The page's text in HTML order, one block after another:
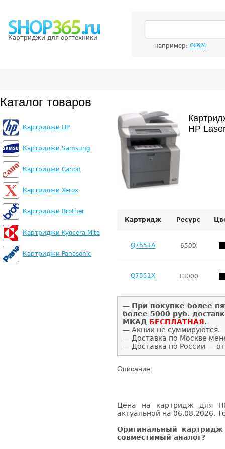
Картриджи для оргтехники
например: C4092A
Каталог товаров
Картриджи HP
Картриджи Samsung
Картриджи Canon
Картриджи Xerox
Картриджи Brother
Картриджи Kyocera Mita
Картриджи Panasonic
HP
Картридж Ресурс
Q7551A 6500
Q7551X 13000
— При покупке более
более 5000 руб.
МКАД БЕСПЛАТНАЯ.
— Акции не суммируются.
— Доставка по Москве
— Доставка по России —
Описание:
Цена на картридж для
актуальной на 06.08.2026.
Оригинальный
совместимый аналог?